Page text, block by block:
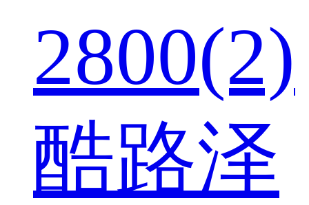
2800(2)
酷路泽